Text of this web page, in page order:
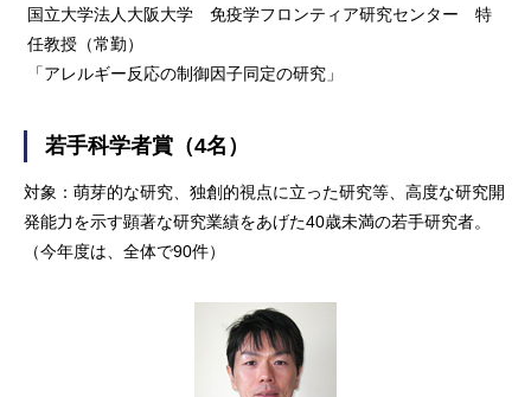
国立大学法人大阪大学 免疫学フロンティア研究センター 特
任教授（常勤）
「アレルギー反応の制御因子同定の研究」
若手科学者賞（4名）
対象：萌芽的な研究、独創的視点に立った研究等、高度な研究開
発能力を示す顕著な研究業績をあげた40歳未満の若手研究者。
（今年度は、全体で90件）